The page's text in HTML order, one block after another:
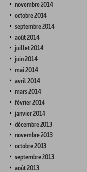
novembre 2014
octobre 2014
septembre 2014
août 2014
juillet 2014
juin 2014
mai 2014
avril 2014
mars 2014
février 2014
janvier 2014
décembre 2013
novembre 2013
octobre 2013
septembre 2013
août 2013